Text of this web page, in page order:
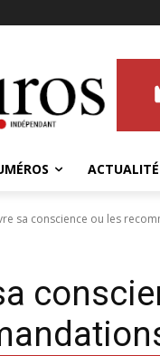
ACTUALITÉ
sa conscience ou les